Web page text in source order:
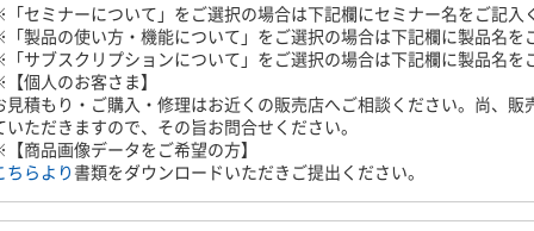
セミナーについて」をご選択の場合は下記欄にセミナー名をご記入
製品の使い方・機能について」をご選択の場合は下記欄に製品名を
サブスクリプションについて」をご選択の場合は下記欄に製品名を
個人のお客さま】
見積もり・ご購入・修理はお近くの販売店へご相談ください。尚、
いただきますので、その旨お問合せください。
商品画像データをご希望の方】
ちらより 書類をダウンロードいただきご提出ください。